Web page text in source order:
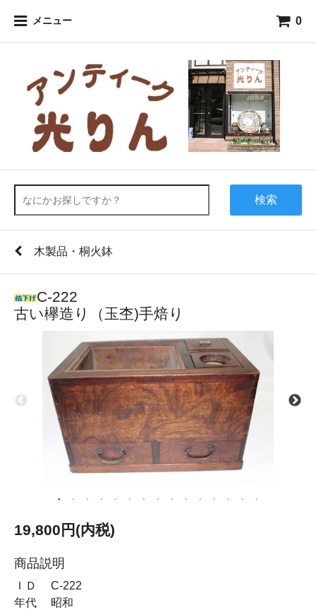
メニュー 0
検索
木製品・桐火鉢
C-222
古い欅造り（玉杢)手焙り
19,800円(内税)
商品説明
ＩＤ C-222
年代 昭和